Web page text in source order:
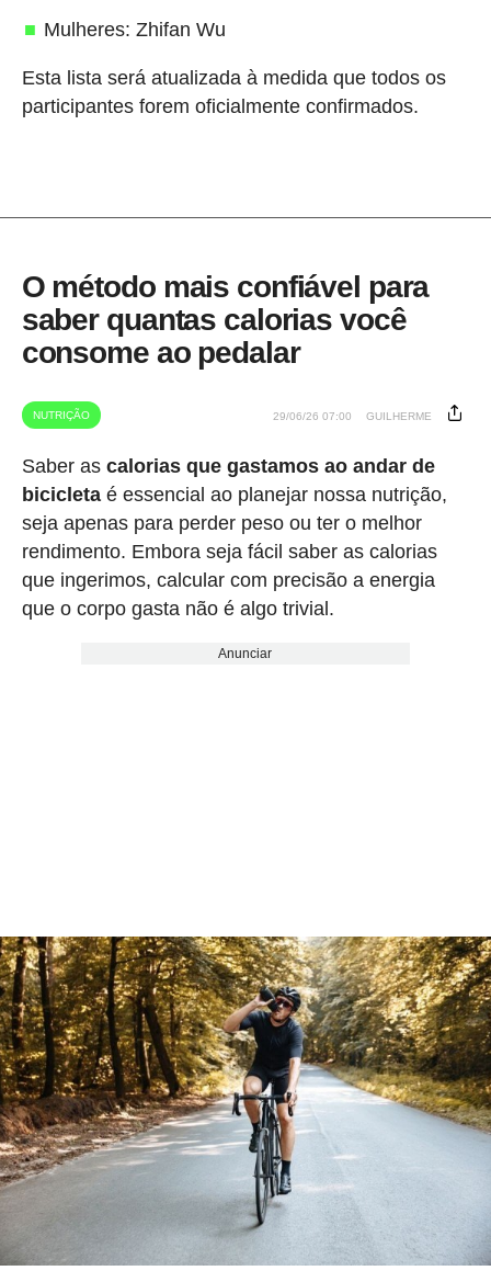
Mulheres: Zhifan Wu
Esta lista será atualizada à medida que todos os
participantes forem oficialmente confirmados.
O método mais confiável para
saber quantas calorias você
consome ao pedalar
NUTRIÇÃO 29/06/26 07:00 GUILHERME
Saber as calorias que gastamos ao andar de
bicicletaé essencial ao planejar nossa nutrição,
seja apenas para perder peso ou ter o melhor
rendimento. Embora seja fácil saber as calorias
que ingerimos, calcular com precisão a energia
que o corpo gasta não é algo trivial.
Anunciar